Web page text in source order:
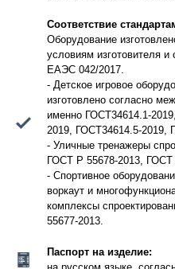
Соответствие
Оборудование
условиям изготовителя и
ЕАЭС 042/2017.
- Детское игровое
изготовлено согласно
именно ГОСТ34614.1-
2019, ГОСТ34614.5-2019,
- Уличные тренажеры
ГОСТ Р 55678-2013, ГОСТ
- Спортивное
воркаут и
комплексы
55677-2013.
Паспорт на изделие: